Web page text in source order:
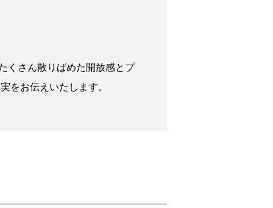
くさん散りばめた開放感とプ
をお伝えいたします。